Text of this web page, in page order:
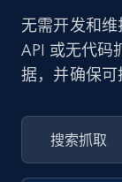
无需开发和
API 或无代码
据，并确保可